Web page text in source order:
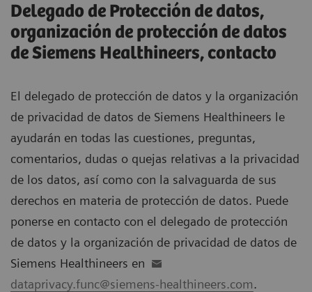
Delegado de Protección de datos,
organización de protección de datos
de Siemens Healthineers, contacto
El delegado de protección de datos y la organización
de privacidad de datos de Siemens Healthineers le
ayudarán en todas las cuestiones, preguntas,
comentarios, dudas o quejas relativas a la privacidad
de los datos, así como con la salvaguarda de sus
derechos en materia de protección de datos. Puede
ponerse en contacto con el delegado de protección
de datos y la organización de privacidad de datos de
Siemens Healthineers en
dataprivacy.func@siemens-healthineers.com.